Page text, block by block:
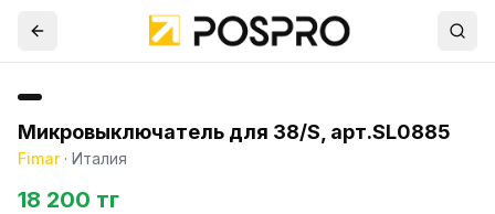
Микровыключатель для 38/S, арт.SL0885
Fimar· Италия
18 200 тг